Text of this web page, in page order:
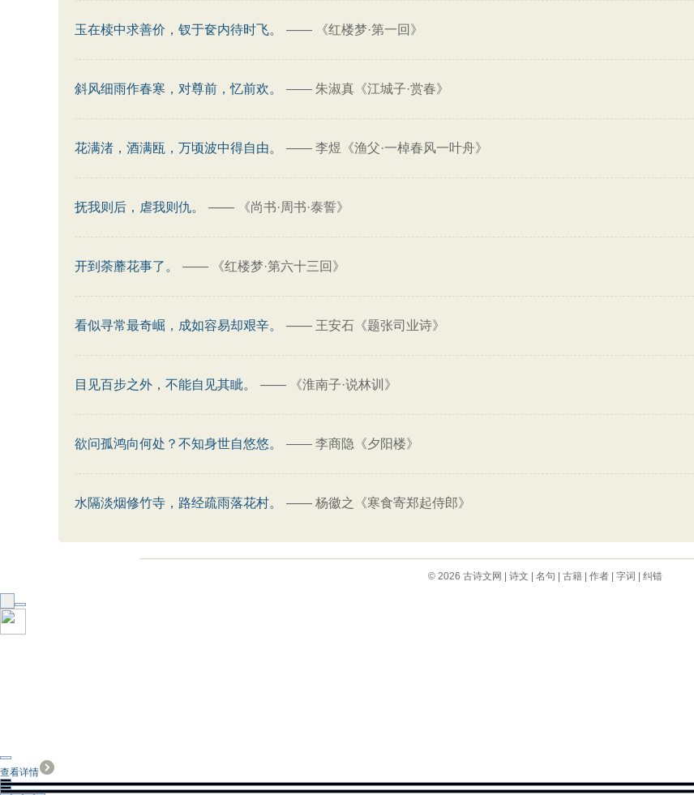
玉在椟中求善价，钗于奁内待时飞。 —— 《红楼梦·第一回》
斜风细雨作春寒，对尊前，忆前欢。 —— 朱淑真《江城子·赏春》
花满渚，酒满瓯，万顷波中得自由。 —— 李煜《渔父·一棹春风一叶舟》
抚我则后，虐我则仇。 —— 《尚书·周书·泰誓》
开到荼蘼花事了。 —— 《红楼梦·第六十三回》
看似寻常最奇崛，成如容易却艰辛。 —— 王安石《题张司业诗》
目见百步之外，不能自见其眦。 —— 《淮南子·说林训》
欲问孤鸿向何处？不知身世自悠悠。 —— 李商隐《夕阳楼》
水隔淡烟修竹寺，路经疏雨落花村。 —— 杨徽之《寒食寄郑起侍郎》
© 2026 古诗文网 诗文 名句 古籍| 作者| 字词 纠错
查看详情